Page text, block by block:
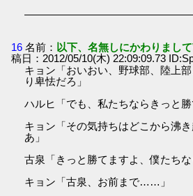
16 名前： 以下、名無しにかわりまし
稿日：2012/05/10(木) 22:09:09.73
キョン「おいおい、野球部、陸上
り卑怯だろ」
ハルヒ「でも、私たちならきっと勝
キョン「その気持ちはどこから沸
あ」
古泉「きっと勝てますよ、僕たちな
キョン「古泉、お前まで……」